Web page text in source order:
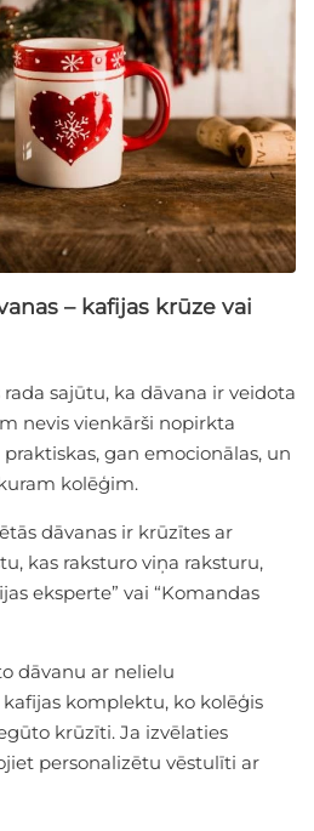
– kafijas krūze vai
sajūtu, ka dāvana ir veidota
nevis vienkārši nopirkta
gan emocionālas, un
kolēģim.
dāvanas ir krūzītes ar
kas raksturo viņa raksturu,
eksperte” vai “Komandas
dāvanu ar nelielu
komplektu, ko kolēģis
krūzīti. Ja izvēlaties
personalizētu vēstulīti ar